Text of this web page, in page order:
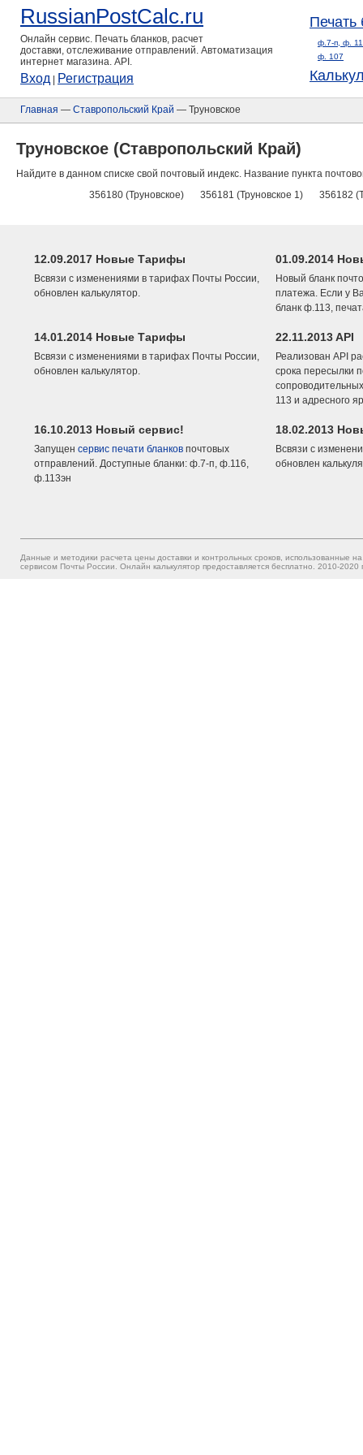
RussianPostCalc.ru
Онлайн сервис. Печать бланков, расчет
доставки, отслеживание отправлений. Автоматизация
интернет магазина. API.
Вход Регистрация
Печать
ф.7-п, ф.
ф. 107
Главная — Ставропольский Край — Труновское
Труновское (Ставропольский Край)
Найдите в данном списке свой почтовый индекс. Название пункта
356180 (Труновское)
356181 (Труновское 1) 356182
12.09.2017 Новые Тарифы
Всвязи с изменениями в тарифах Почты России,
обновлен калькулятор.
01.09.2014
Новый бланк
платежа. Если у
бланк ф.113,
14.01.2014 Новые Тарифы
Всвязи с изменениями в тарифах Почты России,
обновлен калькулятор.
22.11.2013 API
Реализован API
срока пересылки
113 и адресного
16.10.2013 Новый сервис!
Запущен сервис печати бланков почтовых
отправлений. Доступные бланки: ф.7-п, ф.116,
ф.113эн
18.02.2013
Всвязи с
обновлен
Данные и методики расчета цены доставки и контрольных сроков, использованные
сервисом Почты России. Онлайн калькулятор предоставляется бесплатно. 2010-2020